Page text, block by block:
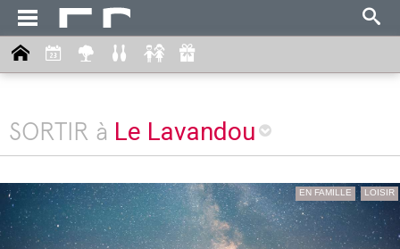
SORTIR à Le Lavandou
EN FAMILLE LOISIR